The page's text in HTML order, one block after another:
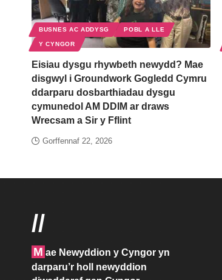
BUSNES AC ADDYSG POBL A LLE
Y CYNGOR
Eisiau dysgu rhywbeth newydd? Mae
disgwyl i Groundwork Gogledd Cymru
ddarparu dosbarthiadau dysgu
cymunedol AM DDIM ar draws
Wrecsam a Sir y Fflint
Gorffennaf 22, 2026
//
M ae Newyddion y Cyngor yn
darparu’r holl newyddion